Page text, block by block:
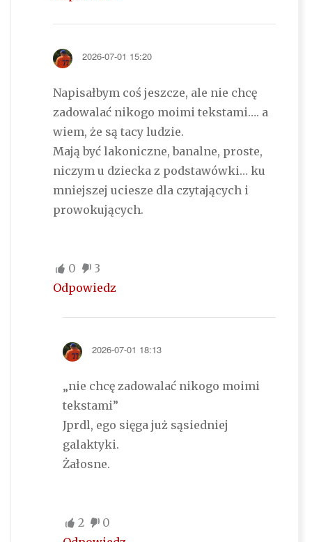
2026-07-01 15:20
Napisałbym coś jeszcze, ale nie chcę
zadowalać nikogo moimi tekstami…. a
wiem, że są tacy ludzie.
Mają być lakoniczne, banalne, proste,
niczym u dziecka z podstawówki… ku
mniejszej uciesze dla czytających i
prowokujących.
0
3
Odpowiedz
2026-07-01 18:13
„nie chcę zadowalać nikogo moimi
tekstami”
Jprdl, ego sięga już sąsiedniej
galaktyki.
Żałosne.
2
0